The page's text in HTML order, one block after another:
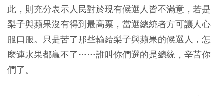
此，則充分表示人民對於現有候選人皆不滿意，若是
梨子與蘋果沒有得到最高票，當選總統者方可讓人心
服口服。只是苦了那些輸給梨子與蘋果的候選人，怎
麼連水果都贏不了……誰叫你們選的是總統，辛苦你
們了。